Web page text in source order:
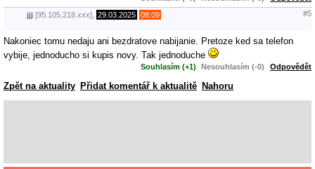
jjj [95.105.218.xxx], 29.03.2025 08:09 #5
Nakoniec tomu nedaju ani bezdratove nabijanie. Pretoze ked sa telefon
vybije, jednoducho si kupis novy. Tak jednoduche
Souhlasím (+1) Nesouhlasím (-0) Odpovědět
Zpět na aktuality Přidat komentář k aktualitě Nahoru